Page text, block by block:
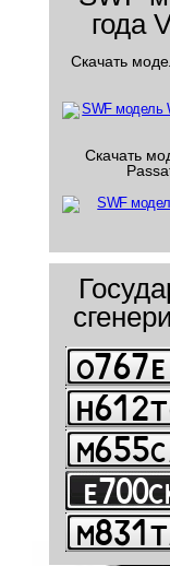
года
Скачать
Скачать